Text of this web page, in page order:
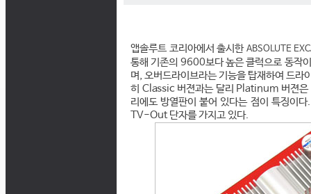
앱솔루트 코리아에서 출시한 ABSOLUTE
통해 기존의 9600보다 높은 클럭으로 동작
며, 오버드라이브라는 기능을 탑재하여 드라
히 Classic 버젼과는 달리 Platinum 버젼은
리에도 방열판이 붙어 있다는 점이 특징이
TV-Out 단자를 가지고 있다.